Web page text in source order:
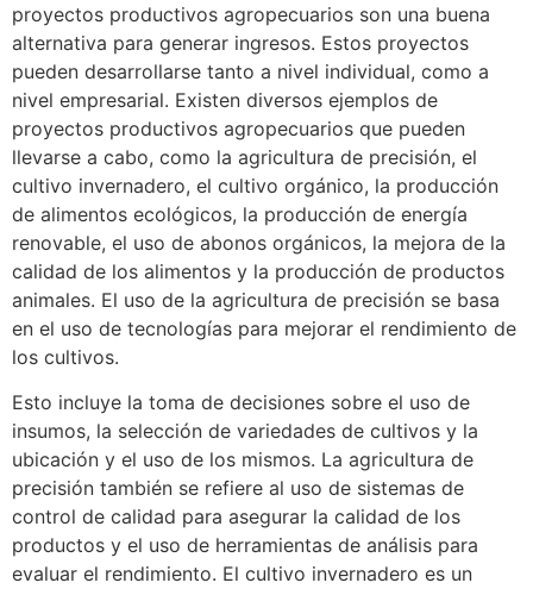
proyectos productivos agropecuarios son una buena
alternativa para generar ingresos. Estos proyectos
pueden desarrollarse tanto a nivel individual, como a
nivel empresarial. Existen diversos ejemplos de
proyectos productivos agropecuarios que pueden
llevarse a cabo, como la agricultura de precisión, el
cultivo invernadero, el cultivo orgánico, la producción
de alimentos ecológicos, la producción de energía
renovable, el uso de abonos orgánicos, la mejora de la
calidad de los alimentos y la producción de productos
animales. El uso de la agricultura de precisión se basa
en el uso de tecnologías para mejorar el rendimiento de
los cultivos.
Esto incluye la toma de decisiones sobre el uso de
insumos, la selección de variedades de cultivos y la
ubicación y el uso de los mismos. La agricultura de
precisión también se refiere al uso de sistemas de
control de calidad para asegurar la calidad de los
productos y el uso de herramientas de análisis para
evaluar el rendimiento. El cultivo invernadero es un